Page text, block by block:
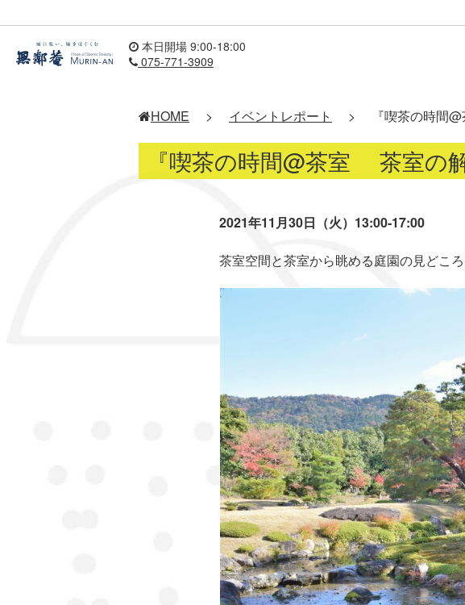
本日開場 9:00-18:00
075-771-3909
HOME > イベントレポート > 『喫茶の時間
『喫茶の時間@茶室 茶室の
2021年11月30日（火）13:00-17:00
茶室空間と茶室から眺める庭園の見どこ